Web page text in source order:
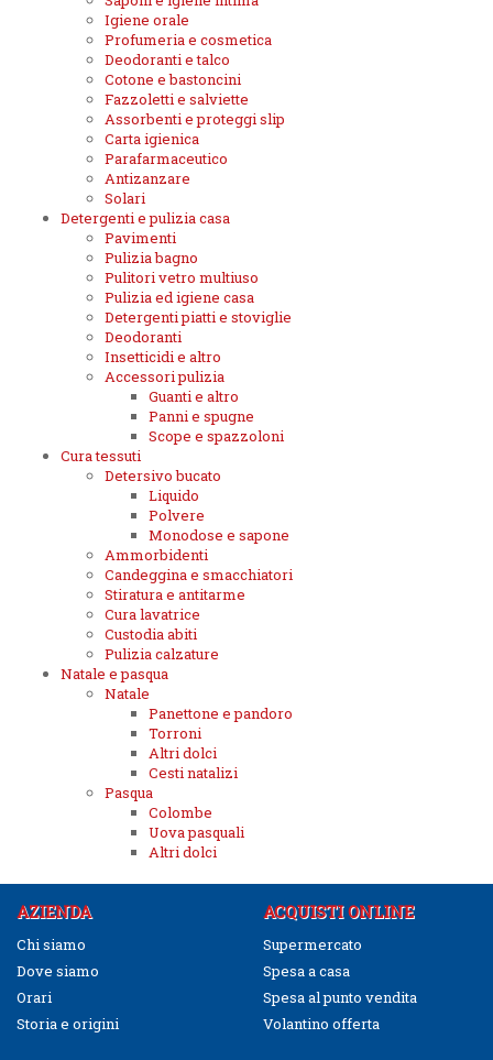
Igiene orale
Profumeria e cosmetica
Deodoranti e talco
Cotone e bastoncini
Fazzoletti e salviette
Assorbenti e proteggi slip
Carta igienica
Parafarmaceutico
Antizanzare
Solari
Detergenti e pulizia casa
Pavimenti
Pulizia bagno
Pulitori vetro multiuso
Pulizia ed igiene casa
Detergenti piatti e stoviglie
Deodoranti
Insetticidi e altro
Accessori pulizia
Guanti e altro
Panni e spugne
Scope e spazzoloni
Cura tessuti
Detersivo bucato
Liquido
Polvere
Monodose e sapone
Ammorbidenti
Candeggina e smacchiatori
Stiratura e antitarme
Cura lavatrice
Custodia abiti
Pulizia calzature
Natale e pasqua
Natale
Panettone e pandoro
Torroni
Altri dolci
Cesti natalizi
Pasqua
Colombe
Uova pasquali
Altri dolci
AZIENDA
Chi siamo
Dove siamo
Orari
Storia e origini
ACQUISTI ONLINE
Supermercato
Spesa a casa
Spesa al punto vendita
Volantino offerta